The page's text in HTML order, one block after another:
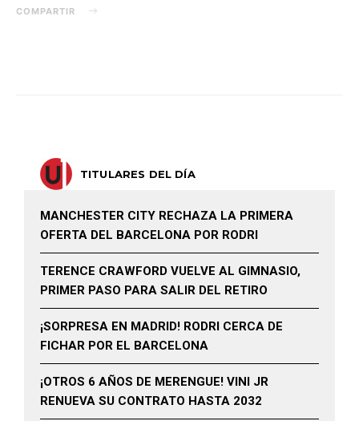
COMPARTIR
TITULARES DEL DÍA
MANCHESTER CITY RECHAZA LA PRIMERA
OFERTA DEL BARCELONA POR RODRI
TERENCE CRAWFORD VUELVE AL GIMNASIO,
PRIMER PASO PARA SALIR DEL RETIRO
¡SORPRESA EN MADRID! RODRI CERCA DE
FICHAR POR EL BARCELONA
¡OTROS 6 AÑOS DE MERENGUE! VINI JR
RENUEVA SU CONTRATO HASTA 2032